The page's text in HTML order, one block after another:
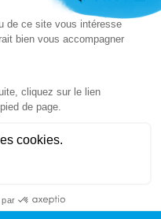
PARLET'S CLIC
LA BONNE PIÈCE RAPIDEMENT